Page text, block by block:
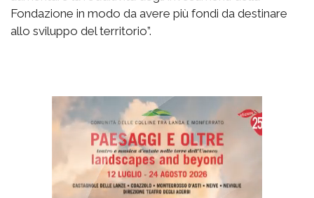
Fondazione in modo da avere più fondi da destinare
allo sviluppo del territorio”.